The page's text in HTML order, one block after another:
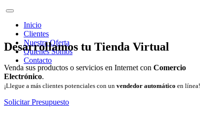
Inicio
Clientes
Nuestra Oferta
Quienes Somos
Contacto
Desarrollamos tu Tienda Virtual
Venda sus productos o servicios en Internet con Comercio
Electrónico.
¡Llegue a más clientes potenciales con un vendedor automático en línea!
Solicitar Presupuesto